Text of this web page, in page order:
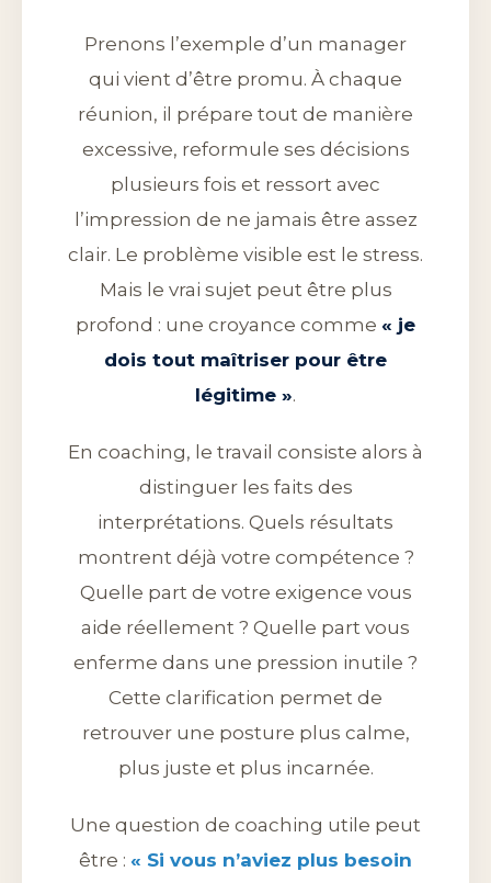
Prenons l’exemple d’un manager
qui vient d’être promu. À chaque
réunion, il prépare tout de manière
excessive, reformule ses décisions
plusieurs fois et ressort avec
l’impression de ne jamais être assez
clair. Le problème visible est le stress.
Mais le vrai sujet peut être plus
profond : une croyance comme « je
dois tout maîtriser pour être
légitime ».
En coaching, le travail consiste alors à
distinguer les faits des
interprétations. Quels résultats
montrent déjà votre compétence ?
Quelle part de votre exigence vous
aide réellement ? Quelle part vous
enferme dans une pression inutile ?
Cette clarification permet de
retrouver une posture plus calme,
plus juste et plus incarnée.
Une question de coaching utile peut
être : « Si vous n’aviez plus besoin